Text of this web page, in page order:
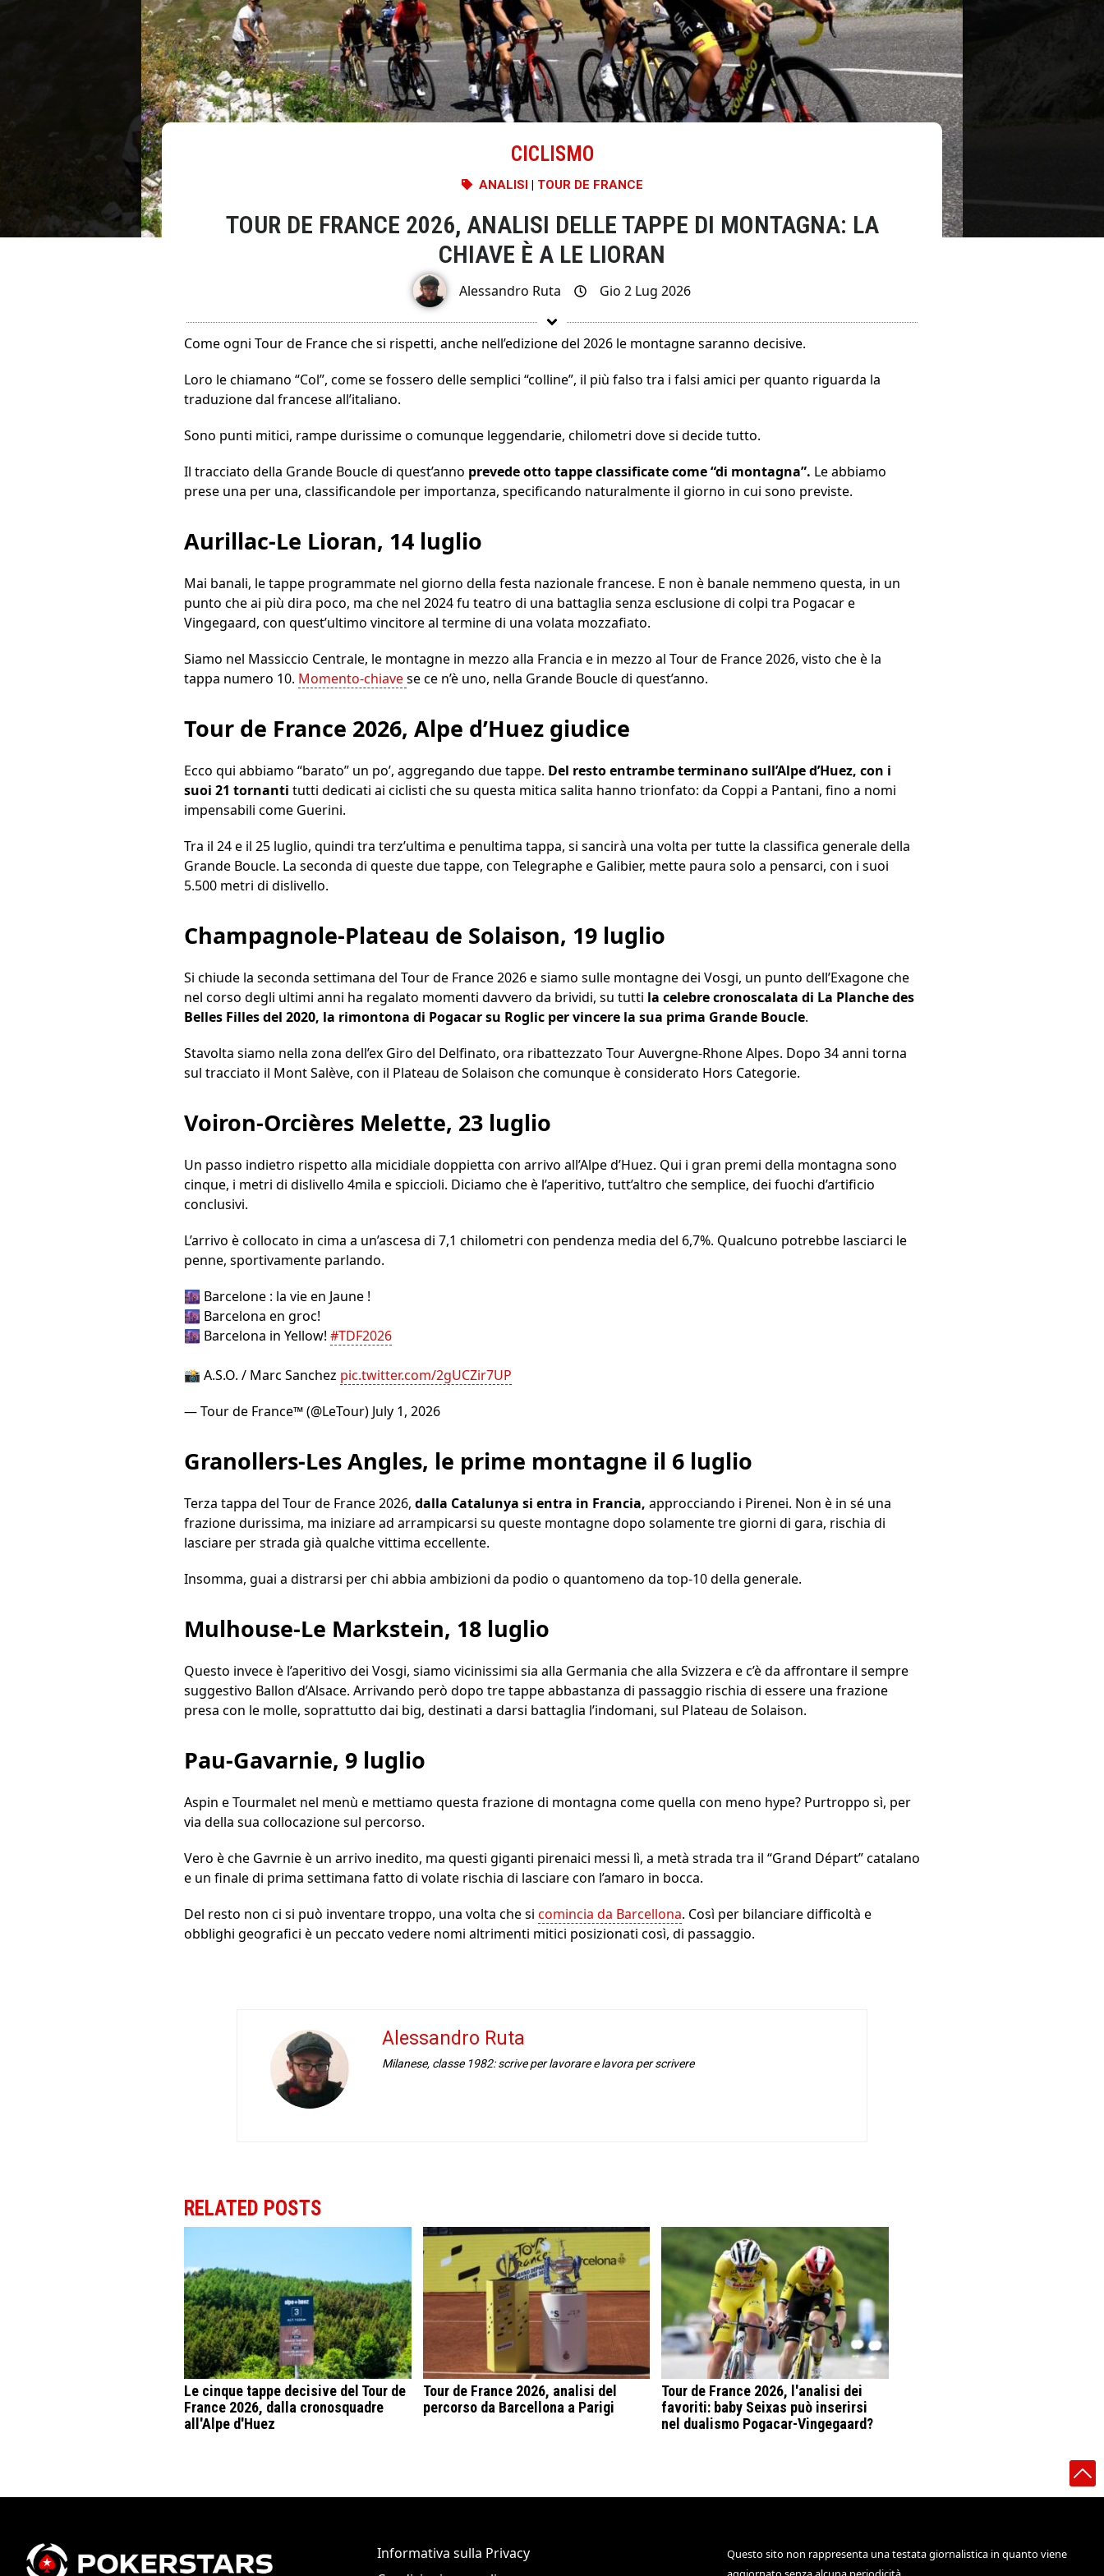
CICLISMO
ANALISI| TOUR DE FRANCE
TOUR DE FRANCE 2026, ANALISI DELLE TAPPE DI MONTAGNA: LA
CHIAVE È A LE LIORAN
Alessandro Ruta Gio 2 Lug 2026
Come ogni Tour de France che si rispetti, anche nell’edizione del 2026 le montagne saranno decisive.
Loro le chiamano “Col”, come se fossero delle semplici “colline”, il più falso tra i falsi amici per quanto riguarda la
traduzione dal francese all’italiano.
Sono punti mitici, rampe durissime o comunque leggendarie, chilometri dove si decide tutto.
Il tracciato della Grande Boucle di quest’anno prevede otto tappe classificate come “di montagna”. Le abbiamo
prese una per una, classificandole per importanza, specificando naturalmente il giorno in cui sono previste.
Aurillac-Le Lioran, 14 luglio
Mai banali, le tappe programmate nel giorno della festa nazionale francese. E non è banale nemmeno questa, in un
punto che ai più dira poco, ma che nel 2024 fu teatro di una battaglia senza esclusione di colpi tra Pogacar e
Vingegaard, con quest’ultimo vincitore al termine di una volata mozzafiato.
Siamo nel Massiccio Centrale, le montagne in mezzo alla Francia e in mezzo al Tour de France 2026, visto che è la
tappa numero 10. Momento-chiavese ce n’è uno, nella Grande Boucle di quest’anno.
Tour de France 2026, Alpe d’Huez giudice
Ecco qui abbiamo “barato” un po’, aggregando due tappe. Del resto entrambe terminano sull’Alpe d’Huez, con i
suoi 21 tornanti tutti dedicati ai ciclisti che su questa mitica salita hanno trionfato: da Coppi a Pantani, fino a nomi
impensabili come Guerini.
Tra il 24 e il 25 luglio, quindi tra terz’ultima e penultima tappa, si sancirà una volta per tutte la classifica generale della
Grande Boucle. La seconda di queste due tappe, con Telegraphe e Galibier, mette paura solo a pensarci, con i suoi
5.500 metri di dislivello.
Champagnole-Plateau de Solaison, 19 luglio
Si chiude la seconda settimana del Tour de France 2026 e siamo sulle montagne dei Vosgi, un punto dell’Exagone che
nel corso degli ultimi anni ha regalato momenti davvero da brividi, su tutti la celebre cronoscalata di La Planche des
Belles Filles del 2020, la rimontona di Pogacar su Roglic per vincere la sua prima Grande Boucle.
Stavolta siamo nella zona dell’ex Giro del Delfinato, ora ribattezzato Tour Auvergne-Rhone Alpes. Dopo 34 anni torna
sul tracciato il Mont Salève, con il Plateau de Solaison che comunque è considerato Hors Categorie.
Voiron-Orcières Melette, 23 luglio
Un passo indietro rispetto alla micidiale doppietta con arrivo all’Alpe d’Huez. Qui i gran premi della montagna sono
cinque, i metri di dislivello 4mila e spiccioli. Diciamo che è l’aperitivo, tutt’altro che semplice, dei fuochi d’artificio
conclusivi.
L’arrivo è collocato in cima a un’ascesa di 7,1 chilometri con pendenza media del 6,7%. Qualcuno potrebbe lasciarci le
penne, sportivamente parlando.
🌆 Barcelone : la vie en Jaune !
🌆 Barcelona en groc!
🌆 Barcelona in Yellow! #TDF2026
📸 A.S.O. / Marc Sanchez pic.twitter.com/2gUCZir7UP
— Tour de France™ (@LeTour) July 1, 2026
Granollers-Les Angles, le prime montagne il 6 luglio
Terza tappa del Tour de France 2026, dalla Catalunya si entra in Francia, approcciando i Pirenei. Non è in sé una
frazione durissima, ma iniziare ad arrampicarsi su queste montagne dopo solamente tre giorni di gara, rischia di
lasciare per strada già qualche vittima eccellente.
Insomma, guai a distrarsi per chi abbia ambizioni da podio o quantomeno da top-10 della generale.
Mulhouse-Le Markstein, 18 luglio
Questo invece è l’aperitivo dei Vosgi, siamo vicinissimi sia alla Germania che alla Svizzera e c’è da affrontare il sempre
suggestivo Ballon d’Alsace. Arrivando però dopo tre tappe abbastanza di passaggio rischia di essere una frazione
presa con le molle, soprattutto dai big, destinati a darsi battaglia l’indomani, sul Plateau de Solaison.
Pau-Gavarnie, 9 luglio
Aspin e Tourmalet nel menù e mettiamo questa frazione di montagna come quella con meno hype? Purtroppo sì, per
via della sua collocazione sul percorso.
Vero è che Gavrnie è un arrivo inedito, ma questi giganti pirenaici messi lì, a metà strada tra il “Grand Départ” catalano
e un finale di prima settimana fatto di volate rischia di lasciare con l’amaro in bocca.
Del resto non ci si può inventare troppo, una volta che si comincia da Barcellona. Così per bilanciare difficoltà e
obblighi geografici è un peccato vedere nomi altrimenti mitici posizionati così, di passaggio.
Alessandro Ruta
Milanese, classe 1982: scrive per lavorare e lavora per scrivere
RELATED POSTS
Le cinque tappe decisive del Tour de
France 2026, dalla cronosquadre
all'Alpe d'Huez
Tour de France 2026, analisi del
percorso da Barcellona a Parigi
Tour de France 2026, l'analisi dei
favoriti: baby Seixas può inserirsi
nel dualismo Pogacar-Vingegaard?
Informativa sulla Privacy
Questo sito non rappresenta una testata giornalistica in quanto viene